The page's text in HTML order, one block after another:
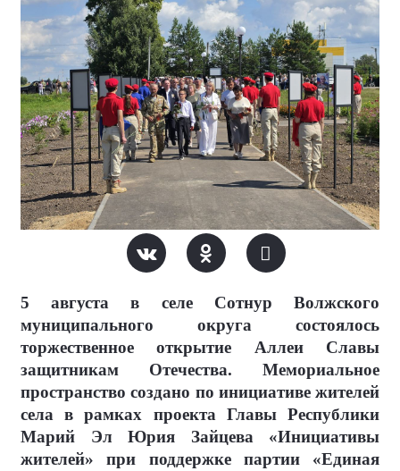
5 августа в селе Сотнур Волжского
муниципального округа состоялось
торжественное открытие Аллеи Славы
защитникам Отечества. Мемориальное
пространство создано по инициативе жителей
села в рамках проекта Главы Республики
Марий Эл Юрия Зайцева «Инициативы
жителей» при поддержке партии «Единая